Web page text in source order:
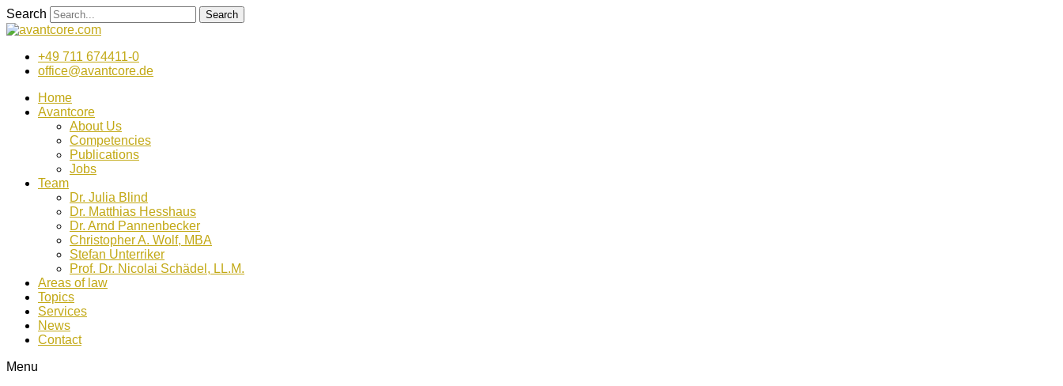
Zum
Inhalt
Search Search
+49 711 674411-0
office@avantcore.de
Home
Avantcore
About Us
Competencies
Publications
Jobs
Team
Dr. Julia Blind
Dr. Matthias Hesshaus
Dr. Arnd Pannenbecker
Christopher A. Wolf, MBA
Stefan Unterriker
Prof. Dr. Nicolai Schädel, LL.M.
Areas of law
Topics
Services
News
Contact
Menu